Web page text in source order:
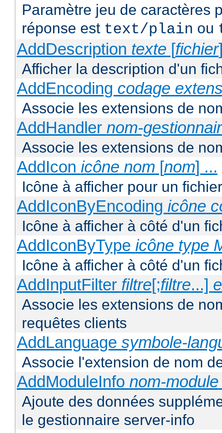
Paramètre jeu de caractères
réponse est text/plain ou
AddDescription texte [fichier
Afficher la description d'un
AddEncoding codage
Associe les extensions de
AddHandler nom-
Associe les extensions de
AddIcon icône nom [nom] ...
Icône à afficher pour un
AddIconByEncoding icône
Icône à afficher à côté d'un
AddIconByType icône type
Icône à afficher à côté d'un
AddInputFilter filtre[;filtre...]
Associe les extensions de
requêtes clients
AddLanguage symbole-
Associe l'extension de nom
AddModuleInfo nom-module
Ajoute des données
le gestionnaire server-info